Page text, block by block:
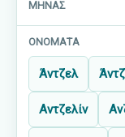
Άντζελ
Αντζελίν